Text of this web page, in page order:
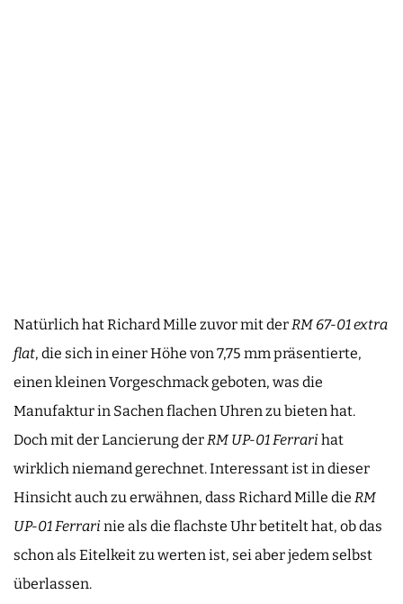
Natürlich hat Richard Mille zuvor mit derRM 67-01extra
flat, die sich in einer Höhe von 7,75 mm präsentierte,
einen kleinen Vorgeschmack geboten, was die
Manufaktur in Sachen flachen Uhren zu bieten hat.
Doch mit der Lancierung derRM UP-01Ferrarihat
wirklich niemand gerechnet. Interessant ist in dieser
Hinsicht auch zu erwähnen, dass Richard Mille die RM
UP-01 Ferrarinie als die flachste Uhr betitelt hat, ob das
schon als Eitelkeit zu werten ist, sei aber jedem selbst
überlassen.